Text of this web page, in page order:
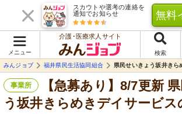
スカウトや選考の連絡を
通知でお知らせ
無料
メニュー
介護･医療求人サイト
検索
みんジョブ
福井県民生活協同組合 県民せいきょう坂井きら
事業所
【急募あり】8/7更新
う坂井きらめきデイサービス